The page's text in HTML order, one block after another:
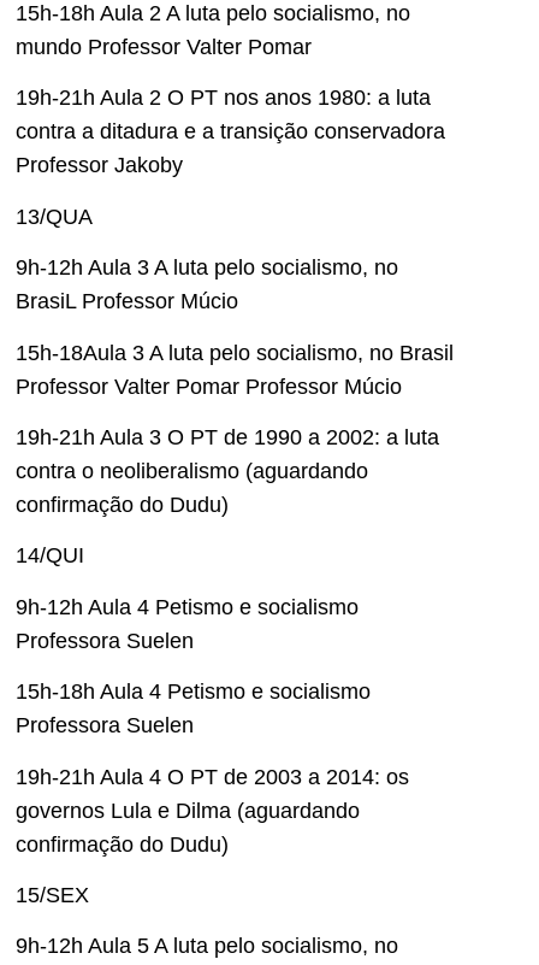
15h-18h Aula 2 A luta pelo socialismo, no
mundo Professor Valter Pomar
19h-21h Aula 2 O PT nos anos 1980: a luta
contra a ditadura e a transição conservadora
Professor Jakoby
13/QUA
9h-12h Aula 3 A luta pelo socialismo, no
BrasiL Professor Múcio
15h-18Aula 3 A luta pelo socialismo, no Brasil
Professor Valter Pomar Professor Múcio
19h-21h Aula 3 O PT de 1990 a 2002: a luta
contra o neoliberalismo (aguardando
confirmação do Dudu)
14/QUI
9h-12h Aula 4 Petismo e socialismo
Professora Suelen
15h-18h Aula 4 Petismo e socialismo
Professora Suelen
19h-21h Aula 4 O PT de 2003 a 2014: os
governos Lula e Dilma (aguardando
confirmação do Dudu)
15/SEX
9h-12h Aula 5 A luta pelo socialismo, no